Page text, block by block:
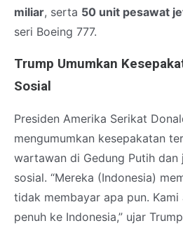
miliar, serta 50 unit pesawat
seri Boeing 777.
Trump Umumkan
Sosial
Presiden Amerika Serikat
mengumumkan kesepakatan
wartawan di Gedung Putih dan
sosial. “Mereka (Indonesia)
tidak membayar apa pun.
penuh ke Indonesia,” ujar